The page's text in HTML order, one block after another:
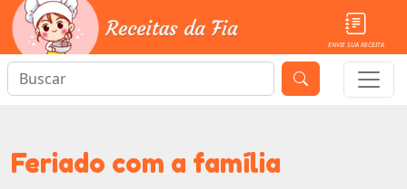
ENVIE SUA RECEITA
Feriado com a família